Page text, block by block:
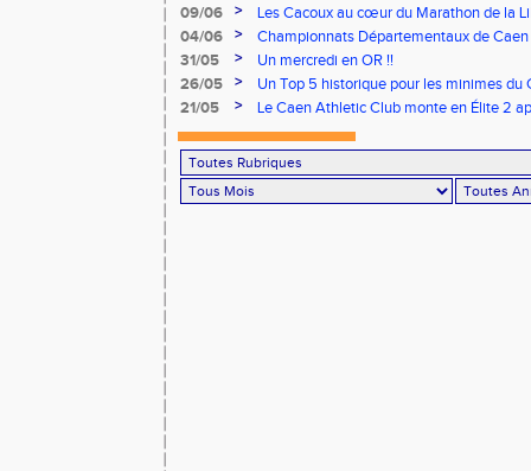
09/06
>
Les Cacoux au cœur du Marathon de la
04/06
>
Championnats Départementaux de
rendez-vous
31/05 >
Un mercredi en OR !!
26/05
>
Un Top 5 historique pour les minimes du
Finale Nationale Equip’Athlé !
21/05 >
Le Caen Athletic Club monte en Élite 2